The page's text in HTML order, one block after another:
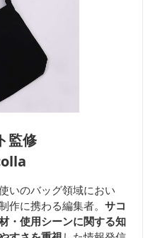
監修
いのバッグ領域におい
作に携わる編集者。 サコ
・使用シーンに関する知